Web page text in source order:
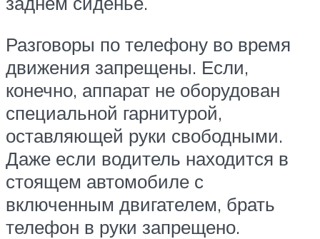
Разговоры по телефону во время
движения запрещены. Если,
конечно, аппарат не оборудован
специальной гарнитурой,
оставляющей руки свободными.
Даже если водитель находится в
стоящем автомобиле с
включенным двигателем, брать
телефон в руки запрещено.